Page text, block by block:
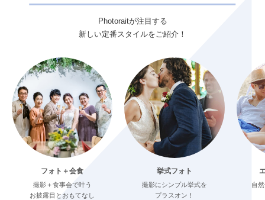
Photoraitが注目する
新しい定番スタイルをご紹介！
フォト＋会食
撮影＋食事会で叶う
お披露目とおもてなし
挙式フォト
撮影にシンプル挙式を
プラスオン！
自